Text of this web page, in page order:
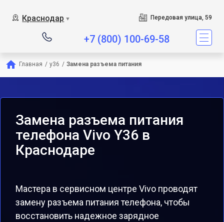
Краснодар ▼ Передовая улица, 59
+7 (800) 100-69-58
Главная / y36 / Замена разъема питания
Замена разъема питания
телефона Vivo Y36 в
Краснодаре
Мастера в сервисном центре Vivo проводят
замену разъема питания телефона, чтобы
восстановить надежное зарядное